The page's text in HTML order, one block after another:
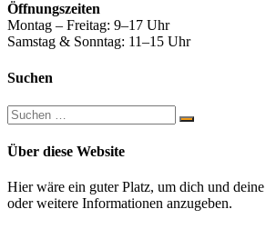
Öffnungszeiten
Montag – Freitag: 9–17 Uhr
Samstag & Sonntag: 11–15 Uhr
Suchen
Über diese Website
Hier wäre ein guter Platz, um dich und
oder weitere Informationen anzugeben.